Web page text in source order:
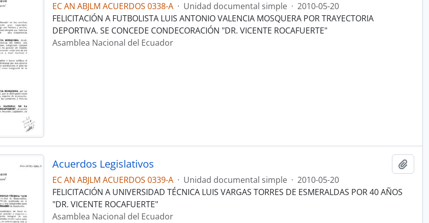
EC AN ABJLM ACUERDOS 0338-A · Unidad documental simple · 2010-05-20
FELICITACIÓN A FUTBOLISTA LUIS ANTONIO VALENCIA MOSQUERA POR TRAYECTORIA
DEPORTIVA. SE CONCEDE CONDECORACIÓN "DR. VICENTE ROCAFUERTE"
Asamblea Nacional del Ecuador
Acuerdos Legislativos
EC AN ABJLM ACUERDOS 0339-A · Unidad documental simple · 2010-05-20
FELICITACIÓN A UNIVERSIDAD TÉCNICA LUIS VARGAS TORRES DE ESMERALDAS POR 40 AÑOS
"DR. VICENTE ROCAFUERTE"
Asamblea Nacional del Ecuador